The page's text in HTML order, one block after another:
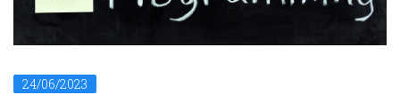
24/06/2023